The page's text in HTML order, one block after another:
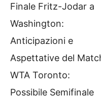
Finale Fritz-Jodar a
Washington:
Anticipazioni e
Aspettative del
WTA Toronto:
Possibile Semifinale